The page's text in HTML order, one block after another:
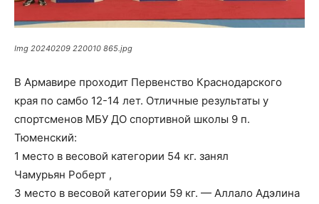
Img 20240209 220010 865.jpg
В Армавире проходит Первенство Краснодарского
края по самбо 12-14 лет. Отличные результаты у
спортсменов МБУ ДО спортивной школы 9 п.
Тюменский:
1 место в весовой категории 54 кг. занял
Чамурьян Роберт ,
3 место в весовой категории 59 кг. — Аллало Адэлина